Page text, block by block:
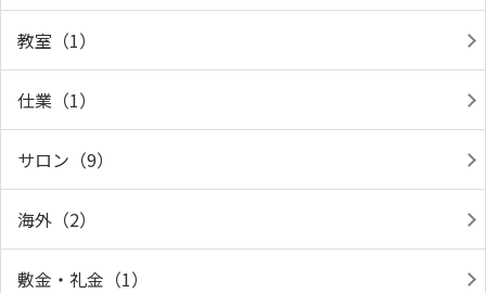
教室（1）
仕業（1）
サロン（9）
海外（2）
敷金・礼金（1）